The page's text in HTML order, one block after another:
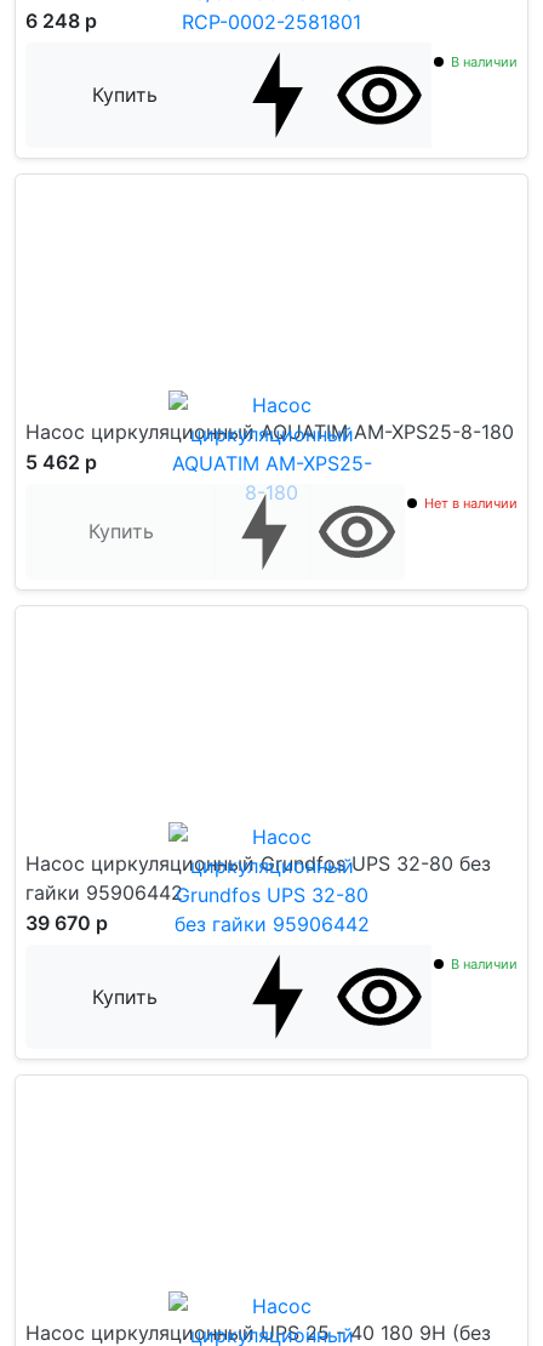
6 248 р
Купить
В наличии
Насос циркуляционный AQUATIM AM-XPS25-8-180
5 462 р
Купить
Нет в наличии
Насос циркуляционный Grundfos UPS 32-80 без
гайки 95906442
39 670 р
Купить
В наличии
Насос циркуляционный UPS 25 - 40 180 9H (без